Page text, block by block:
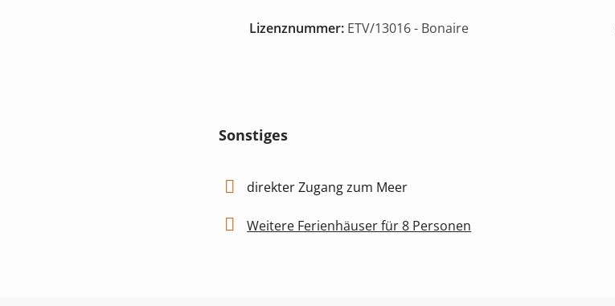
Lizenznummer: ETV/13016- Bonaire
Sonstiges
direkter Zugang zum Meer
Weitere Ferienhäuser für 8 Personen